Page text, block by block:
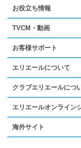
お役立ち情報
TVCM・動画
お客様サポート
エリエールについて
クラブエリエールにつ
エリエールオンライン
海外サイト